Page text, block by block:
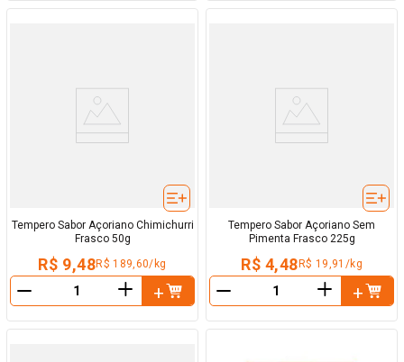
Tempero Sabor Açoriano Chimichurri
Frasco 50g
R$ 9,48R$ 189,60/kg
＋
Tempero Sabor Açoriano Sem
Pimenta Frasco 225g
R$ 4,48 R$ 19,91/kg
＋